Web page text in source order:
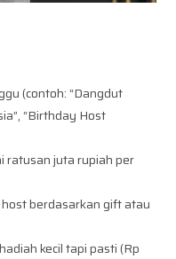
(contoh: “Dangdut
“Birthday Host
ratusan juta rupiah per
berdasarkan gift atau
kecil tapi pasti (Rp